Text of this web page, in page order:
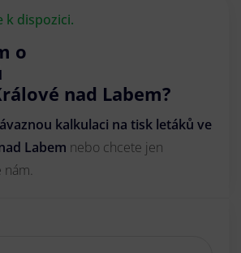
k dispozici.
o
nad Labem?
kalkulaci na tisk letáků ve
Labem nebo chcete jen